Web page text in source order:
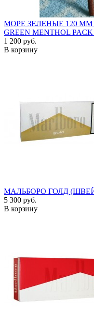
МОРЕ ЗЕЛЕНЫЕ 120
GREEN MENTHOL PACK
1 200 руб.
В корзину
МАЛЬБОРО ГОЛД
5 300 руб.
В корзину